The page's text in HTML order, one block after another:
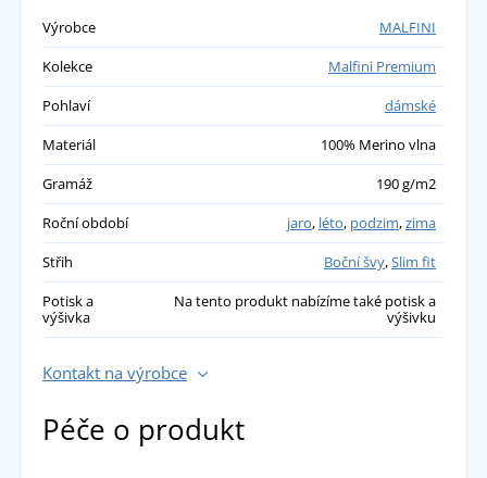
funkční. Krásně hřeje a přitom nejsem
nabalená jako cibule. Doporučuji.
přidáno 23.10.2025
Výrobce
MALFINI
Kolekce
Malfini Premium
Pohlaví
dámské
Materiál
100% Merino vlna
Gramáž
190 g/m2
Roční období
jaro, léto, podzim,zima
Střih
Boční švy,Slim fit
Potisk a
výšivka
Na tento produkt nabízíme také potisk a
výšivku
Kontakt na výrobce
Péče o produkt